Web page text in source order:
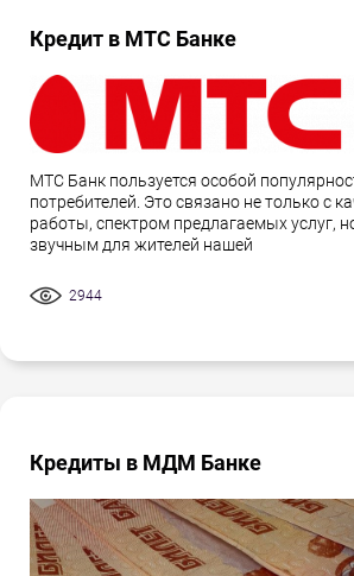
Кредит в МТС Банке
МТС Банк пользуется особой
потребителей. Это связано не только с
работы, спектром предлагаемых услуг,
звучным для жителей нашей
2944
Кредиты в МДМ Банке